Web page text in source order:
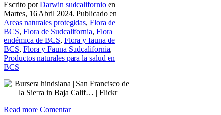
Escrito porDarwin sudcalifornio en
Martes, 16 Abril 2024. Publicado en
Areas naturales protegidas, Flora de
BCS, Flora de Sudcalifornia, Flora
endémica de BCS, Flora y fauna de
BCS, Flora y Fauna Sudcalifornia,
Productos naturales para la salud en
BCS
Read more Comentar